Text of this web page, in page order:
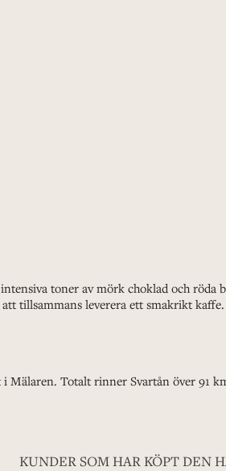
toner av mörk choklad och
tillsammans leverera ett smakrikt kaffe.
Mälaren. Totalt rinner Svartån över 91
KUNDER SOM HAR KÖPT DEN